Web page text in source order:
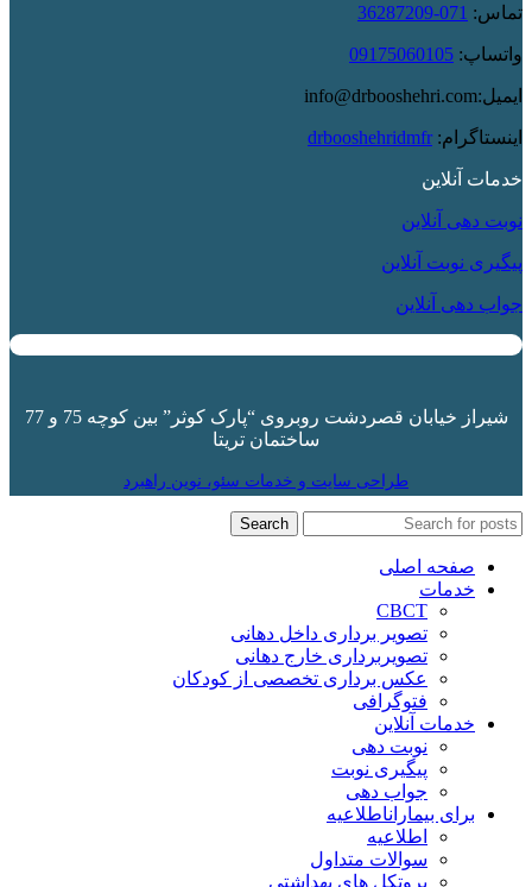
تماس: 071-36287209
واتساپ: 09175060105
ایمیل:info@drbooshehri.com
اینستاگرام: drbooshehridmfr
خدمات آنلاین
نوبت دهی آنلاین
پیگیری نوبت آنلاین
جواب دهی آنلاین
شیراز خیابان قصردشت روبروی “پارک کوثر
” بین کوچه 75 و 77
ساختمان تریتا
طراحی سایت و خدمات سئو، نوین راهبرد
Search
صفحه اصلی
خدمات
CBCT
تصویر برداری داخل دهانی
تصویربرداری خارج دهانی
عکس برداری تخصصی از کودکان
فتوگرافی
خدمات آنلاین
نوبت دهی
پیگیری نوبت
جواب دهی
برای بیماراناطلاعیه
اطلاعیه
سوالات متداول
پروتکل های بهداشتی